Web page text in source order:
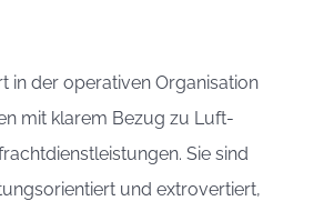
in der operativen Organisation
mit klarem Bezug zu Luft-
Sie sind
und extrovertiert,